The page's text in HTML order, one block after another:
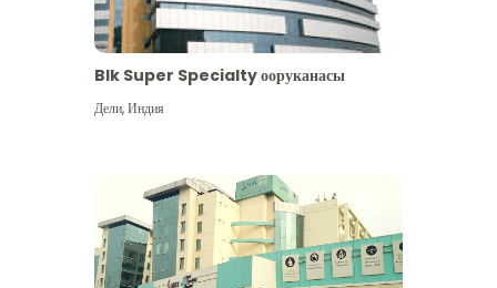
Blk Super Specialty ооруканасы
Дели,Индия